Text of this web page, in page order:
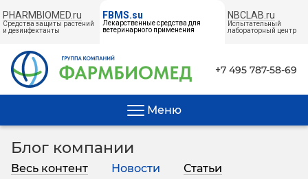
PHARMBIOMED.ru
Средства защиты растений
и дезинфектанты
FBMS.su
Лекарственные средства для
ветеринарного применения
NBCLAB.ru
Испытательный
лабораторный центр
← НА ГЛАВНУЮ
+7 495 787-58-69
Меню
Блог компании
Весь контент Новости
Статьи